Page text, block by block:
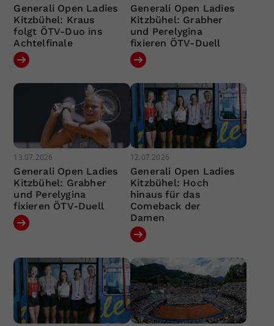
Generali Open Ladies
Kitzbühel: Kraus
folgt ÖTV-Duo ins
Achtelfinale
Generali Open Ladies
Kitzbühel: Grabher
und Perelygina
fixieren ÖTV-Duell
13.07.2026
Generali Open Ladies
Kitzbühel: Grabher
und Perelygina
fixieren ÖTV-Duell
12.07.2026
Generali Open Ladies
Kitzbühel: Hoch
hinaus für das
Comeback der
Damen